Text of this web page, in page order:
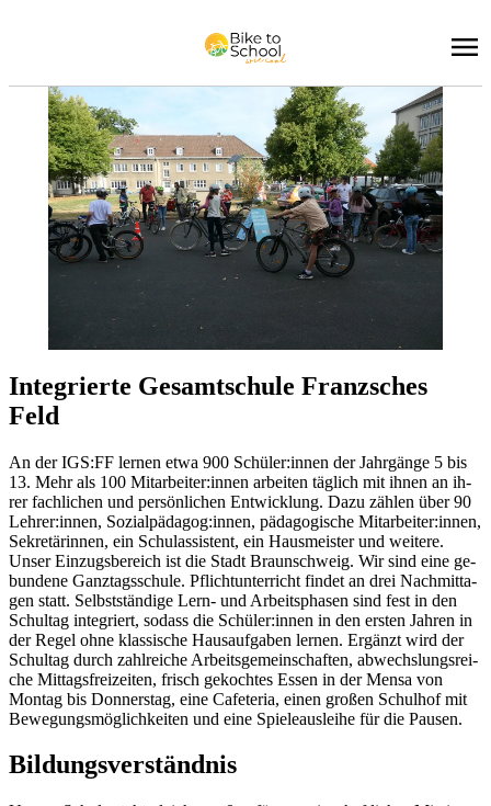
In­te­grier­te Ge­samt­schu­le Franz­sches
Feld
An der IGS:FF ler­nen etwa 900 Schü­ler:in­nen der Jahr­gän­ge 5 bis
13. Mehr als 100 Mit­ar­bei­ter:in­nen ar­bei­ten täg­lich mit ih­nen an ih­
rer fach­li­chen und per­sön­li­chen Ent­wick­lung. Dazu zäh­len über 90
Leh­rer:in­nen, So­zi­al­päd­agog:in­nen, päd­ago­gi­sche Mit­ar­bei­ter:in­nen,
Se­kre­tä­rin­nen, ein Schul­as­sis­tent, ein Haus­meis­ter und wei­te­re.
Un­ser Ein­zugs­be­reich ist die Stadt Braun­schweig. Wir sind eine ge­
bun­de­ne Ganz­tags­schu­le. Pflicht­un­ter­richt fin­det an drei Nach­mit­ta­
gen statt. Selbst­stän­di­ge Lern- und Ar­beits­pha­sen sind fest in den
Schul­tag in­te­griert, so­dass die Schü­ler:in­nen in den ers­ten Jah­ren in
der Re­gel ohne klas­si­sche Haus­auf­ga­ben ler­nen. Er­gänzt wird der
Schul­tag durch zahl­rei­che Ar­beits­ge­mein­schaf­ten, ab­wechs­lungs­rei­
che Mit­tags­frei­zei­ten, frisch ge­koch­tes Es­sen in der Men­sa von
Mon­tag bis Don­ners­tag, eine Ca­fe­te­ria, ei­nen gro­ßen Schul­hof mit
Be­we­gungs­mög­lich­kei­ten und eine Spie­le­aus­lei­he für die Pau­sen.
Bil­dungs­ver­ständ­nis